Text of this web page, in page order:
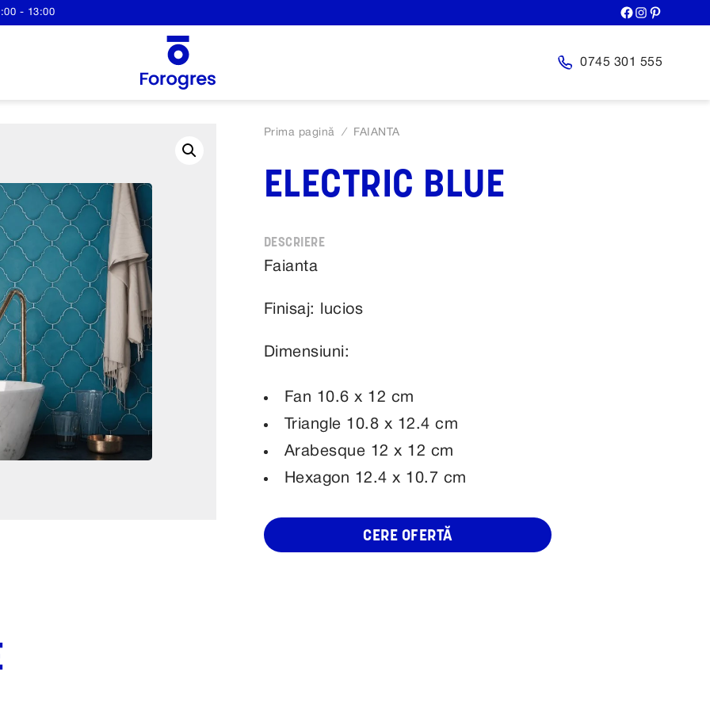
- 13:00
0745 301 555
Prima pagină / FAIANTA
ELECTRIC BLUE
Faianta
Finisaj: lucios
Dimensiuni:
Fan 10.6 x 12 cm
Triangle 10.8 x 12.4 cm
Arabesque 12 x 12 cm
Hexagon 12.4 x 10.7 cm
CERE OFERTĂ